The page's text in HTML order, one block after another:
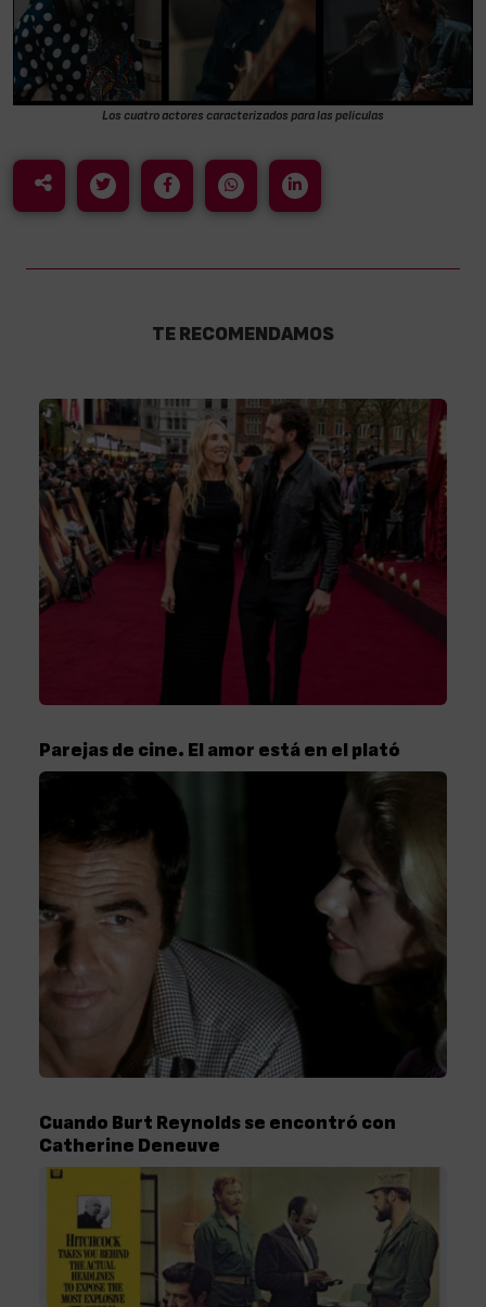
Los cuatro actores caracterizados para las películas
TE RECOMENDAMOS
Parejas de cine. El amor está en el plató
Cuando Burt Reynolds se encontró con
Catherine Deneuve